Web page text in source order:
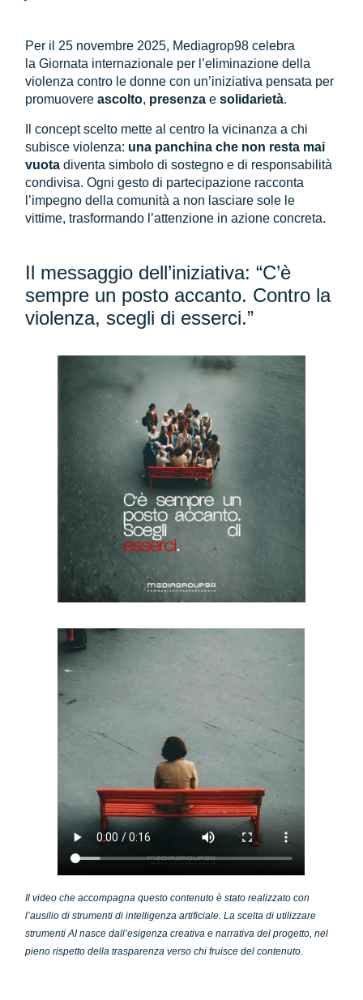
Per il 25 novembre 2025, Mediagrop98 celebra
la Giornata internazionale per l’eliminazione della
violenza contro le donne con un’iniziativa pensata per
promuovereascolto, presenzaesolidarietà.
Il concept scelto mette al centro la vicinanza a chi
subisce violenza: una panchina che non resta mai
vuotadiventa simbolo di sostegno e di responsabilità
condivisa. Ogni gesto di partecipazione racconta
l’impegno della comunità a non lasciare sole le
vittime, trasformando l’attenzione in azione concreta.
Il messaggio dell’iniziativa: “C’è
sempre un posto accanto. Contro la
violenza, scegli di esserci.”
Il video che accompagna questo contenuto è stato realizzato con
l’ausilio di strumenti di intelligenza artificiale. La scelta di utilizzare
strumenti AI nasce dall’esigenza creativa e narrativa del progetto, nel
pieno rispetto della trasparenza verso chi fruisce del contenuto.